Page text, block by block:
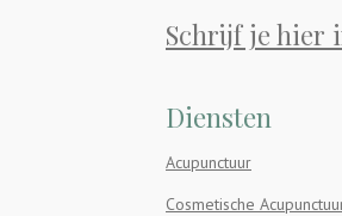
Schrijf je hier
Diensten
Acupunctuur
Cosmetische